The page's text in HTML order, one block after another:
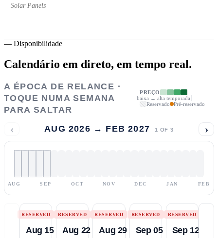
Solar Panels
— Disponibilidade
Calendário em direto, em tempo real.
A ÉPOCA DE RELANCE ·
TOQUE NUMA SEMANA
PARA SALTAR
PREÇO
baixa → alta temporada
Reservado
Pré-reservado
‹ AUG 2026 → FEB 2027 1 OF 3 ›
AUG SEP OCT NOV DEC JAN FEB
RESERVED
Aug 15
RESERVED
Aug 22
RESERVED
Aug 29
RESERVED
Sep 05
RESERVED
Sep 12